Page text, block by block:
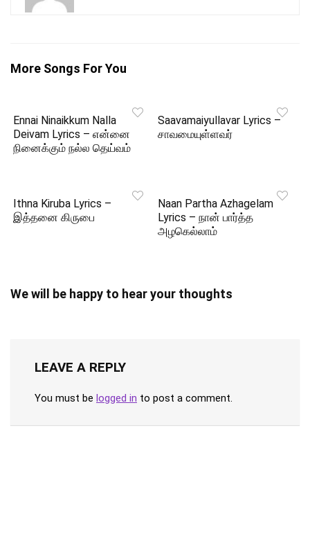
More Songs For You
Ennai Ninaikkum Nalla
Deivam Lyrics – என்னை
நினைக்கும் நல்ல தெய்வம்
Saavamaiyullavar Lyrics –
சாவமையுள்ளவர்
Ithna Kiruba Lyrics –
இத்தனை கிருபை
Naan Partha Azhagelam
Lyrics – நான் பார்த்த
அழகெல்லாம்
We will be happy to hear your thoughts
LEAVE A REPLY
You must be logged in to post a comment.